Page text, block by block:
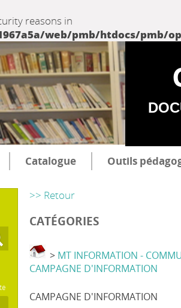
reasons in
web/pmb/htdocs/pmb/
Catalogue Outils
>> Retour
CATÉGORIES
> MT INFORMATION -
CAMPAGNE D'INFORMATION
CAMPAGNE D'INFORMATION